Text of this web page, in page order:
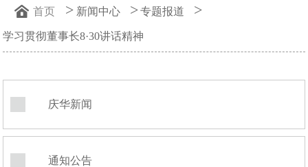
首页 > 新闻中心 > 专题报道 >
学习贯彻董事长8·30讲话精神
庆华新闻
通知公告